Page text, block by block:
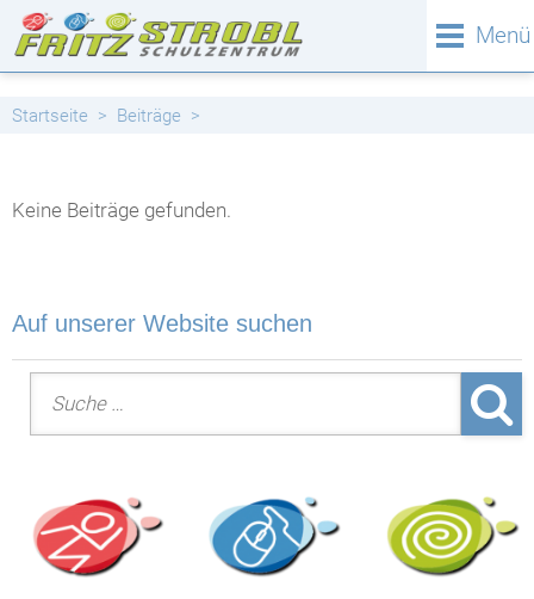
Menü
Startseite Beiträge
Keine Beiträge gefunden.
Auf unserer Website suchen
Suche nach: